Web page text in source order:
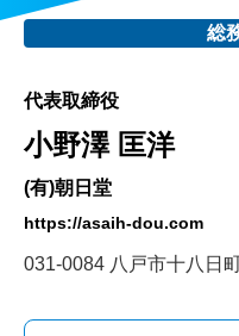
総
代表取締役
小野澤 匡洋
(有)朝日堂
https://asaih-dou.com
031-0084 八戸市十八日